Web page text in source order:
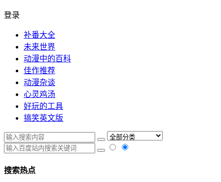
登录
补番大全
未来世界
动漫中的百科
佳作推荐
动漫杂谈
心灵鸡汤
好玩的工具
搞笑英文版
搜索热点